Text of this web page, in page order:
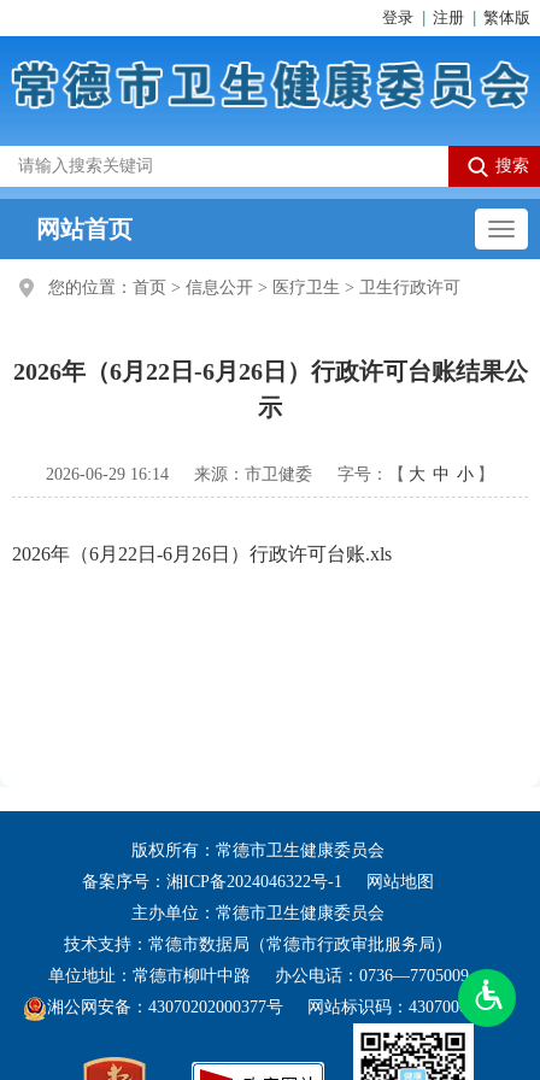
登录 注册 繁体版
网站首页
您的位置： 首页 > 信息公开 > 医疗卫生 > 卫生行政许可
2026年（6月22日-6月26日）行政许可台账结果公
示
2026-06-29 16:14 来源：市卫健委 字号：【 大 中 小 】
2026年（6月22日-6月26日）行政许可台账.xls
版权所有：常德市卫生健康委员会
备案序号： 湘ICP备2024046322号-1
网站地图
主办单位：常德市卫生健康委员会
技术支持：常德市数据局（常德市行政审批服务局）
单位地址：常德市柳叶中路
办公电话：0736—7705009
湘公网安备：43070202000377号
网站标识码：4307000031